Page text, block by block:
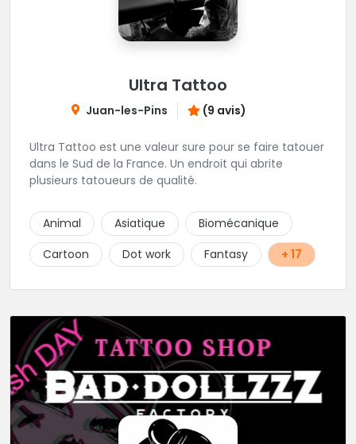
Ultra Tattoo
Juan-les-Pins (9 avis)
Ultra Tattoo est une valeur sure pour se faire tatouer
dans le Sud de la France. Un endroit qui abrite
plusieurs tatoueurs de qualité.
Animal Asiatique
Biomécanique
Cartoon
Dot work Fantasy + 17